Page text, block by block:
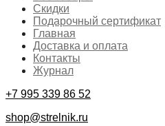
Скидки
Подарочный сертификат
Главная
Доставка и оплата
Контакты
Журнал
+7 995 339 86 52
shop@strelnik.ru